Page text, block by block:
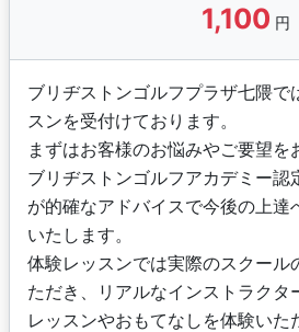
1,100 円
ブリヂストンゴルフプラザ七隈で
スンを受付けております。
まずはお客様のお悩みやご要望を
ブリヂストンゴルフアカデミー認
が的確なアドバイスで今後の上達
いたします。
体験レッスンでは実際のスクール
ただき、リアルなインストラクタ
レッスンやおもてなしを体験いた